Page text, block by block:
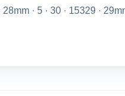
· 5 · 30 · 15329 ·